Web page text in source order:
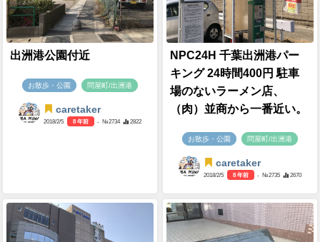
出洲港公園付近
お散歩・公園 問屋町/出洲港
caretaker
2018/2/5 8 年前 - №2734 2822
NPC24H 千葉出洲港パー
キング 24時間400円 駐車
場のないラーメン店、
（肉）並商から一番近い。
お散歩・公園 問屋町/出洲港
caretaker
2018/2/5 8 年前 - №2735 2670